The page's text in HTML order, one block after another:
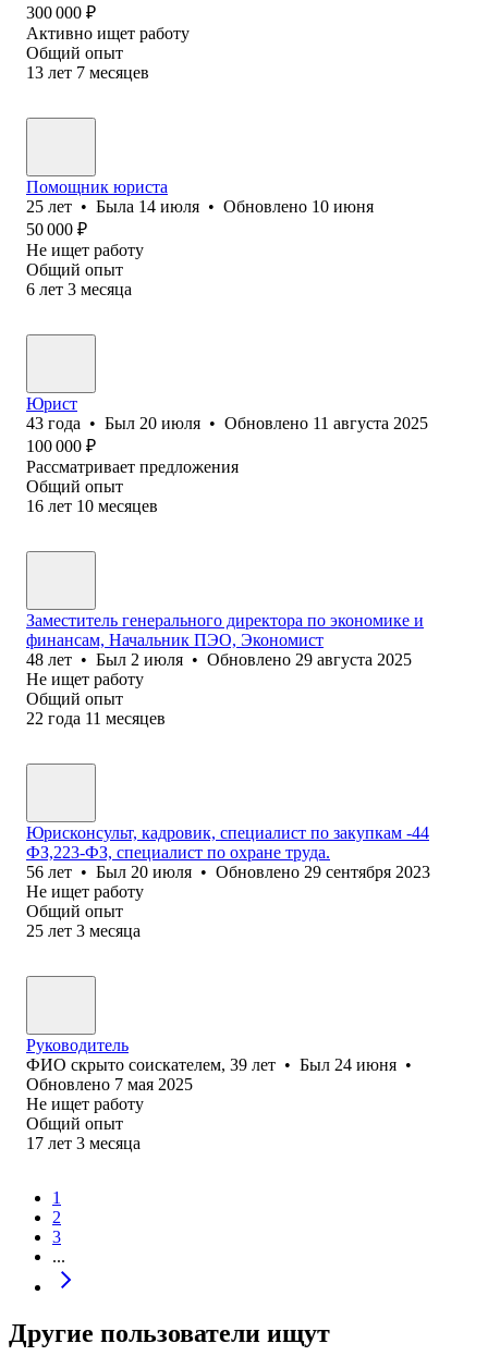
300 000 ₽
Активно ищет работу
Общий опыт
13 лет 7 месяцев
Помощник юриста
25 лет • Была 14 июля • Обновлено 10 июня
50 000 ₽
Не ищет работу
Общий опыт
6 лет 3 месяца
Юрист
43 года • Был 20 июля • Обновлено 11 августа 2025
100 000 ₽
Рассматривает предложения
Общий опыт
16 лет 10 месяцев
Заместитель генерального директора по экономике и
финансам, Начальник ПЭО, Экономист
48 лет • Был 2 июля • Обновлено 29 августа 2025
Не ищет работу
Общий опыт
22 года 11 месяцев
Юрисконсульт, кадровик, специалист по закупкам -44
ФЗ,223-ФЗ, специалист по охране труда.
56 лет • Был 20 июля • Обновлено 29 сентября 2023
Не ищет работу
Общий опыт
25 лет 3 месяца
Руководитель
ФИО скрыто соискателем, 39 лет • Был 24 июня •
Обновлено 7 мая 2025
Не ищет работу
Общий опыт
17 лет 3 месяца
1
2
3
...
Другие пользователи ищут